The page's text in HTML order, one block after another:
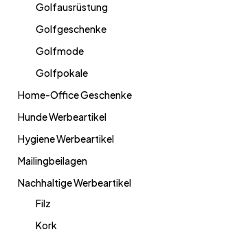
Golfausrüstung
Golfgeschenke
Golfmode
Golfpokale
Home-Office Geschenke
Hunde Werbeartikel
Hygiene Werbeartikel
Mailingbeilagen
Nachhaltige Werbeartikel
Filz
Kork